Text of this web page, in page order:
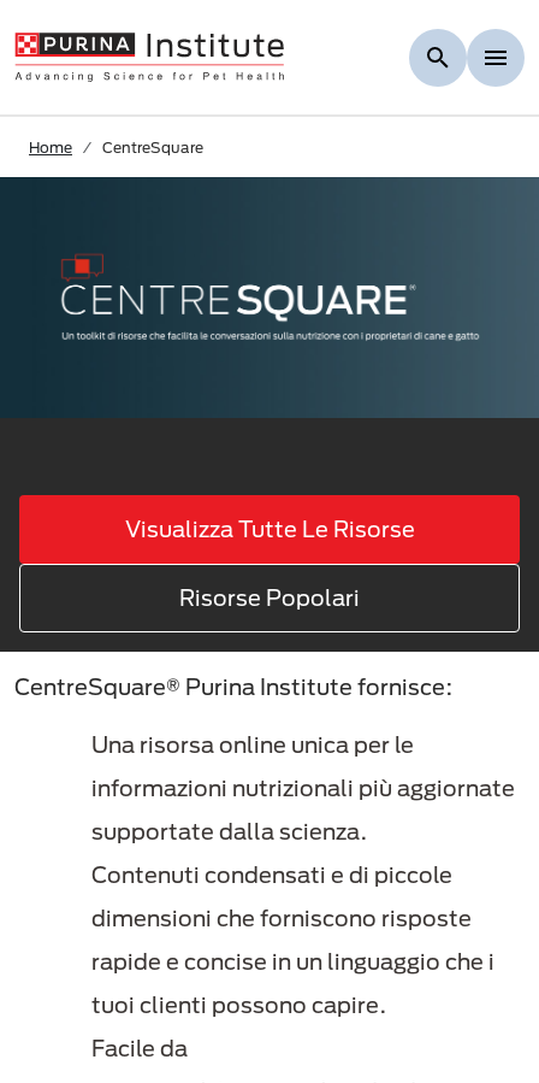
Home CentreSquare
Visualizza Tutte Le Risorse
Risorse Popolari
CentreSquare® Purina Institute fornisce:
Una risorsa online unica per le
informazioni nutrizionali più aggiornate
supportate dalla scienza.
Contenuti condensati e di piccole
dimensioni che forniscono risposte
rapide e concise in un linguaggio che i
tuoi clienti possono capire.
Facile da